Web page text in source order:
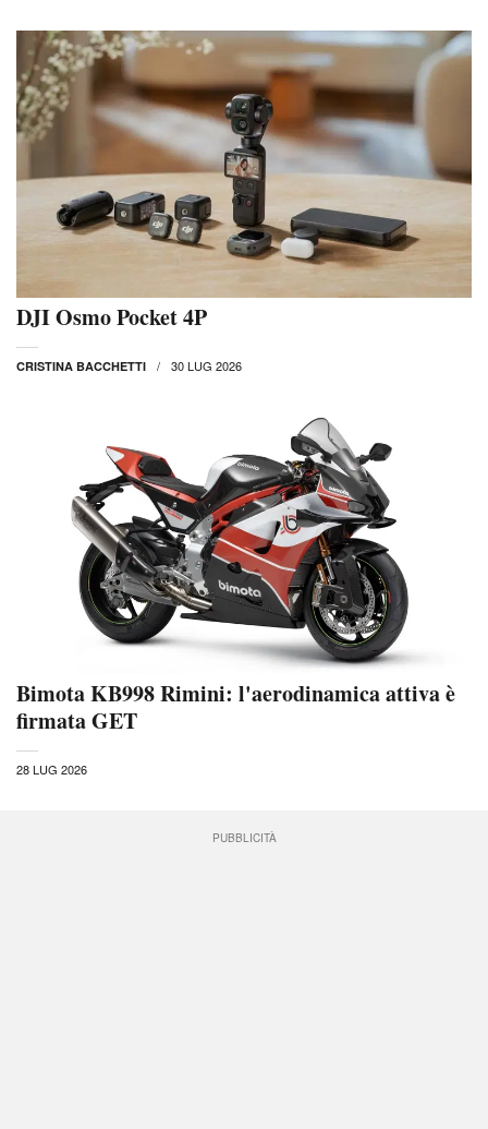
DJI Osmo Pocket 4P
CRISTINA BACCHETTI 30 LUG 2026
Bimota KB998 Rimini: l'aerodinamica attiva è
firmata GET
28 LUG 2026
PUBBLICITÀ